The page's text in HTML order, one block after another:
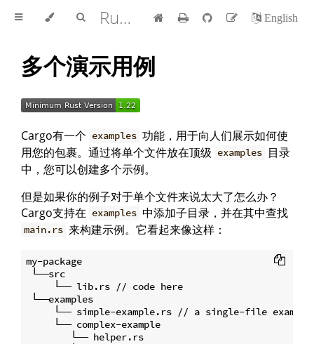
Rust 版本指南 中文版 English
多个演示用例
Cargo有一个 examples 功能，用于向人们展示如何使
用您的包裹。通过将单个文件放在顶级 examples 目录
中，您可以创建多个示例。
但是如果你的例子对于单个文件来说太大了怎么办？
Cargo支持在 examples 中添加子目录，并在其中查找
main.rs 来构建示例。它看起来像这样：
my-package
└──src
     └── lib.rs // code here
└──examples
     └── simple-example.rs // a single-file example
     └── complex-example
        └── helper.rs